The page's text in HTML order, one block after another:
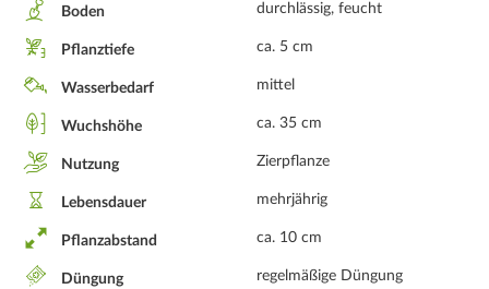
Boden durchlässig, feucht
Pflanztiefe ca. 5 cm
Wasserbedarf mittel
Wuchshöhe ca. 35 cm
Nutzung Zierpflanze
Lebensdauer mehrjährig
Pflanzabstand ca. 10 cm
Düngung regelmäßige Düngung